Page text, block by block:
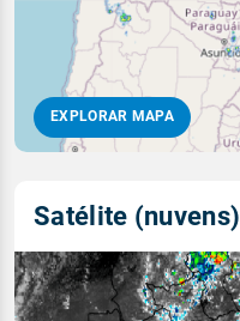
EXPLORAR MAPA
Satélite (nuvens)